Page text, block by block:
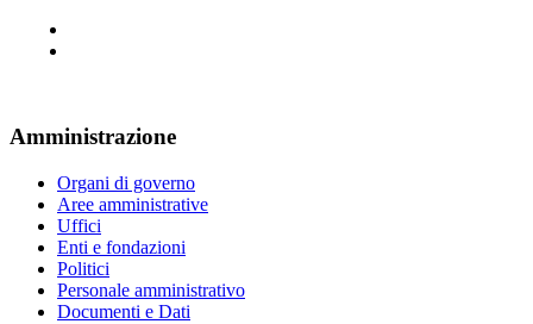
Amministrazione
Organi di governo
Aree amministrative
Uffici
Enti e fondazioni
Politici
Personale amministrativo
Documenti e Dati